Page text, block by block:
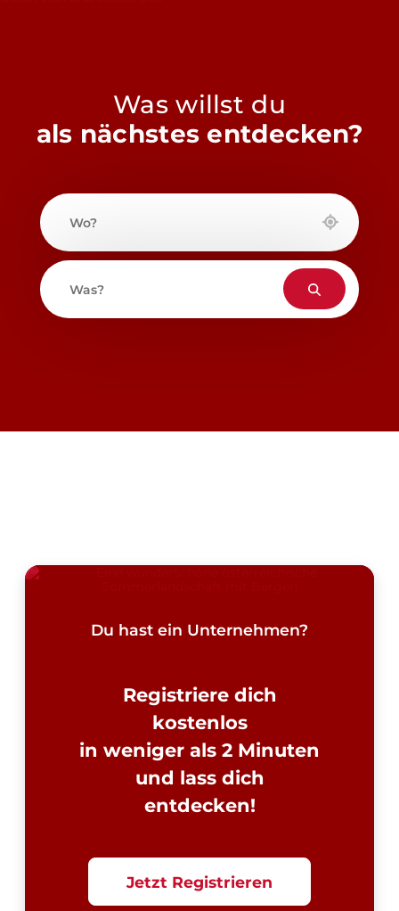
Was willst du
als nächstes entdecken?
Wo?
Was?
Du hast ein Unternehmen?
Registriere dich
kostenlos
in weniger als 2 Minuten
und lass dich
entdecken!
Jetzt Registrieren